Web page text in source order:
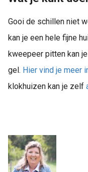
Gooi de schillen niet
kan je een hele fijne
kweepeer pitten kan
gel. Hier vind je meer
klokhuizen kan je zelf